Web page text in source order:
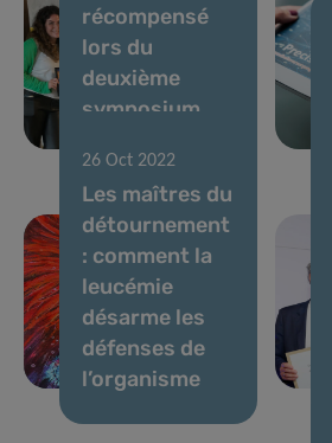
récompensé
lors du
deuxième
symposium
26 Oct 2022
Les maîtres du
détournement
: comment la
leucémie
désarme les
défenses de
l’organisme